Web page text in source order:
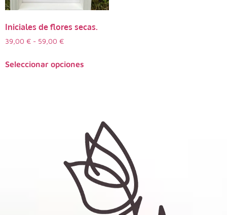
Iniciales de flores secas.
39,00 € - 59,00 €
Seleccionar opciones